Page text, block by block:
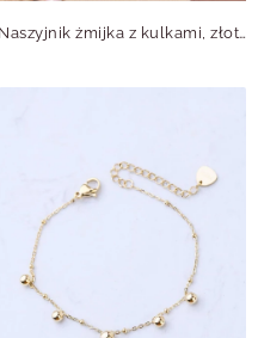
Naszyjnik żmijka z kulkami, złoty S304795Z00